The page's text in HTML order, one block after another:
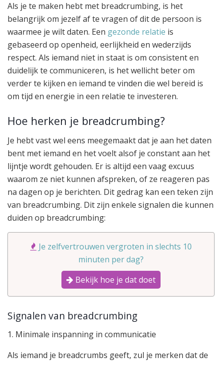
Als je te maken hebt met breadcrumbing, is het
belangrijk om jezelf af te vragen of dit de persoon is
waarmee je wilt daten. Een gezonde relatie is
gebaseerd op openheid, eerlijkheid en wederzijds
respect. Als iemand niet in staat is om consistent en
duidelijk te communiceren, is het wellicht beter om
verder te kijken en iemand te vinden die wel bereid is
om tijd en energie in een relatie te investeren.
Hoe herken je breadcrumbing?
Je hebt vast wel eens meegemaakt dat je aan het daten
bent met iemand en het voelt alsof je constant aan het
lijntje wordt gehouden. Er is altijd een vaag excuus
waarom ze niet kunnen afspreken, of ze reageren pas
na dagen op je berichten. Dit gedrag kan een teken zijn
van breadcrumbing. Dit zijn enkele signalen die kunnen
duiden op breadcrumbing:
Je zelfvertrouwen vergroten in slechts 10
minuten per dag?
Bekijk hoe je dat doet
Signalen van breadcrumbing
1. Minimale inspanning in communicatie
Als iemand je breadcrumbs geeft, zul je merken dat de